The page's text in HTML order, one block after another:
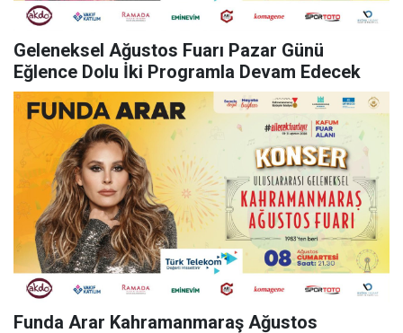
Geleneksel Ağustos Fuarı Pazar Günü
Eğlence Dolu İki Programla Devam Edecek
Funda Arar Kahramanmaraş Ağustos